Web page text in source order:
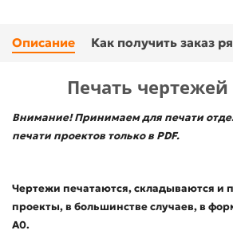
Описание Как получить заказ
Печать
Внимание! Принимаем для печати
печати проектов только в PDF.
Чертежи печатаются, складываются и
проекты, в большинстве случаев, в
А0.